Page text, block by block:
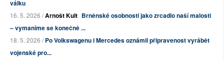
válku
16. 5. 2026 /Arnošt Kult Brněnské osobnosti jako zrcadlo naší malosti
– vymaníme se konečně ...
18. 5. 2026 /Po Volkswagenu i Mercedes oznámil připravenost vyrábět
vojenské pro...